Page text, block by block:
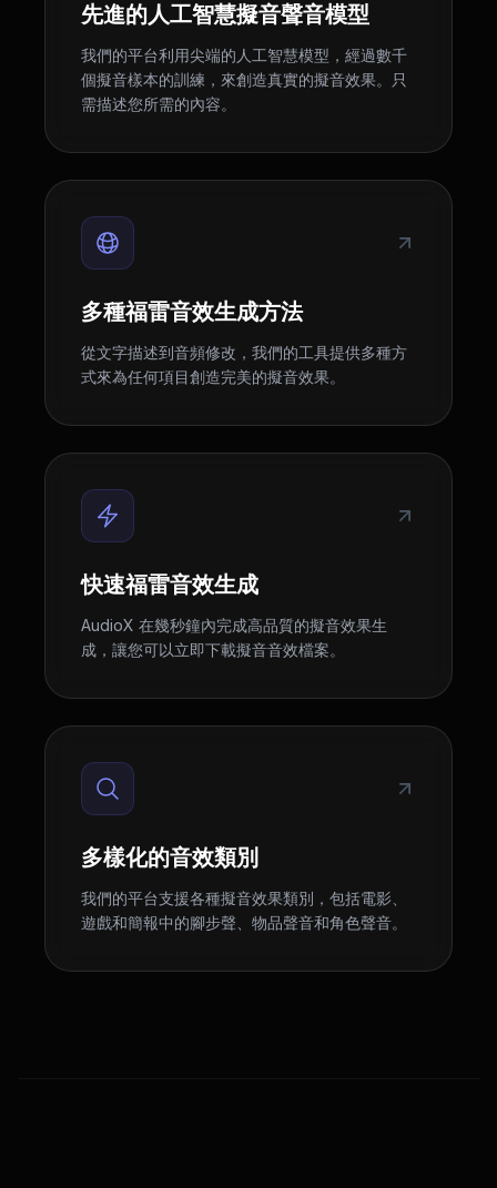
先進的人工智慧擬音聲音模型
我們的平台利用尖端的人工智慧模型，經過數千
個擬音樣本的訓練，來創造真實的擬音效果。只
需描述您所需的內容。
多種福雷音效生成方法
從文字描述到音頻修改，我們的工具提供多種方
式來為任何項目創造完美的擬音效果。
快速福雷音效生成
AudioX 在幾秒鐘內完成高品質的擬音效果生
成，讓您可以立即下載擬音音效檔案。
多樣化的音效類別
我們的平台支援各種擬音效果類別，包括電影、
遊戲和簡報中的腳步聲、物品聲音和角色聲音。